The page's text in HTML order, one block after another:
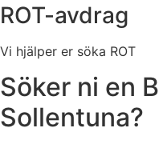
ROT-avdrag
Vi hjälper er söka ROT
Söker ni en
Sollentuna?